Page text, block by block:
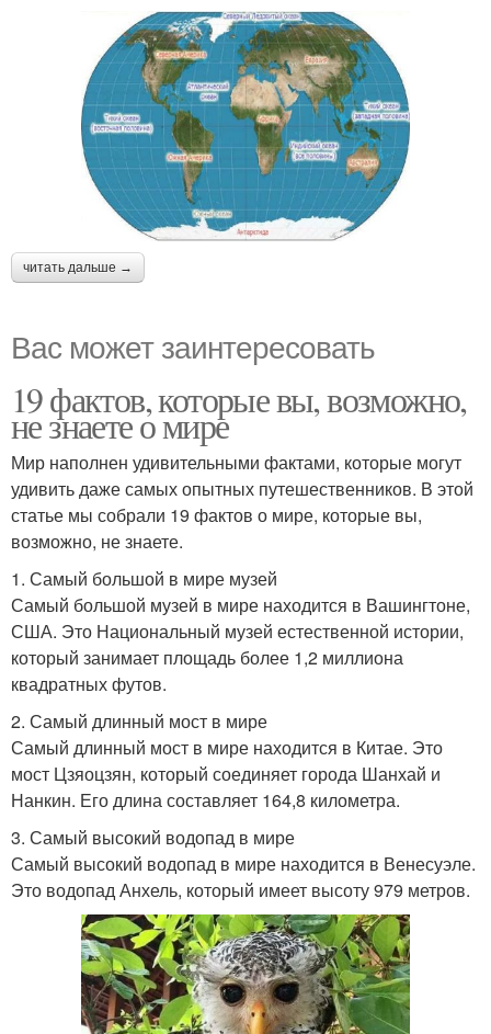
читать дальше →
Вас может заинтересовать
19 фактов, которые вы, возможно,
не знаете о мире
Мир наполнен удивительными фактами, которые могут
удивить даже самых опытных путешественников. В этой
статье мы собрали 19 фактов о мире, которые вы,
возможно, не знаете.
1. Самый большой в мире музей
Самый большой музей в мире находится в Вашингтоне,
США. Это Национальный музей естественной истории,
который занимает площадь более 1,2 миллиона
квадратных футов.
2. Самый длинный мост в мире
Самый длинный мост в мире находится в Китае. Это
мост Цзяоцзян, который соединяет города Шанхай и
Нанкин. Его длина составляет 164,8 километра.
3. Самый высокий водопад в мире
Самый высокий водопад в мире находится в Венесуэле.
Это водопад Анхель, который имеет высоту 979 метров.